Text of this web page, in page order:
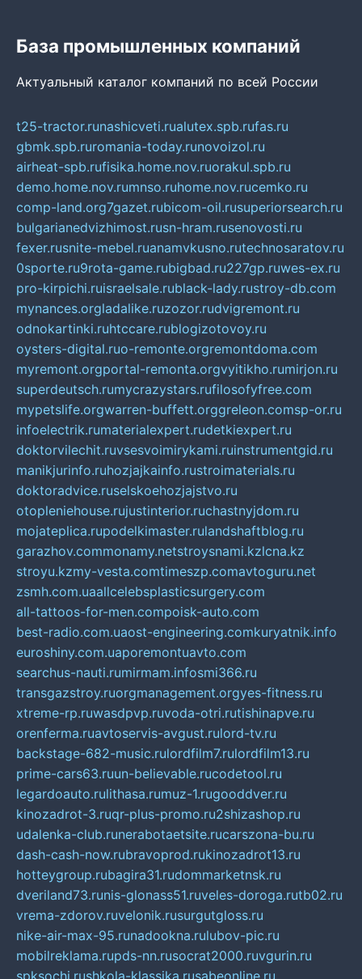
База промышленных компаний
Актуальный каталог компаний по всей России
t25-tractor.runashicveti.rualutex.spb.rufas.ru
gbmk.spb.ruromania-today.runovoizol.ru
airheat-spb.rufisika.home.nov.ruorakul.spb.ru
demo.home.nov.rumnso.ruhome.nov.rucemko.ru
comp-land.org7gazet.rubicom-oil.rusuperiorsearch.ru
bulgarianedvizhimost.rusn-hram.rusenovosti.ru
fexer.rusnite-mebel.ruanamvkusno.rutechnosaratov.ru
0sporte.ru9rota-game.rubigbad.ru227gp.ruwes-ex.ru
pro-kirpichi.ruisraelsale.rublack-lady.rustroy-db.com
mynances.orgladalike.ruzozor.rudvigremont.ru
odnokartinki.ruhtccare.rublogizotovoy.ru
oysters-digital.ruo-remonte.orgremontdoma.com
myremont.orgportal-remonta.orgvyitikho.rumirjon.ru
superdeutsch.rumycrazystars.rufilosofyfree.com
mypetslife.orgwarren-buffett.orggreleon.comsp-or.ru
infoelectrik.rumaterialexpert.rudetkiexpert.ru
doktorvilechit.ruvsesvoimirykami.ruinstrumentgid.ru
manikjurinfo.ruhozjajkainfo.rustroimaterials.ru
doktoradvice.ruselskoehozjajstvo.ru
otopleniehouse.rujustinterior.ruchastnyjdom.ru
mojateplica.rupodelkimaster.rulandshaftblog.ru
garazhov.commonamy.netstroysnami.kzlcna.kz
stroyu.kzmy-vesta.comtimeszp.comavtoguru.net
zsmh.com.uaallcelebsplasticsurgery.com
all-tattoos-for-men.compoisk-auto.com
best-radio.com.uaost-engineering.comkuryatnik.info
euroshiny.com.uaporemontuavto.com
searchus-nauti.rumirmam.infosmi366.ru
transgazstroy.ruorgmanagement.orgyes-fitness.ru
xtreme-rp.ruwasdpvp.ruvoda-otri.rutishinapve.ru
orenferma.ruavtoservis-avgust.rulord-tv.ru
backstage-682-music.rulordfilm7.rulordfilm13.ru
prime-cars63.ruun-believable.rucodetool.ru
legardoauto.rulithasa.rumuz-1.rugooddver.ru
kinozadrot-3.ruqr-plus-promo.ru2shizashop.ru
udalenka-club.runerabotaetsite.rucarszona-bu.ru
dash-cash-now.rubravoprod.rukinozadrot13.ru
hotteygroup.rubagira31.rudommarketnsk.ru
dveriland73.runis-glonass51.ruveles-doroga.rutb02.ru
vrema-zdorov.ruvelonik.rusurgutgloss.ru
nike-air-max-95.runadookna.rulubov-pic.ru
mobilreklama.rupds-nn.rusocrat2000.ruvgurin.ru
spksochi.rushkola-klassika.rusabeonline.ru